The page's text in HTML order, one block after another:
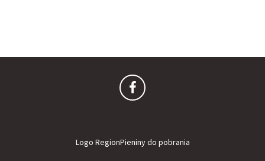
Logo RegionPieniny do pobrania